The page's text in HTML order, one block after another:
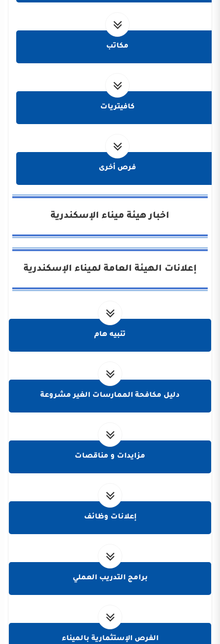
مكاتب
كافيتريات
فرص أخرى
اخبار هيئة ميناء الإسكندرية
إعلانات الهيئة العامة لميناء الإسكندرية
تنبيه هام
دليل مكافحة الممارسات الغير مشروعة
مزايدات و مناقصات
إعلانات وظائف
برامج التدريب العملي
الفرص الإستثمارية بالميناء